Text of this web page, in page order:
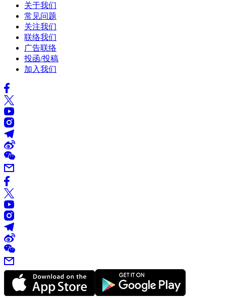
关于我们
常见问题
关注我们
联络我们
广告联络
投函/投稿
加入我们